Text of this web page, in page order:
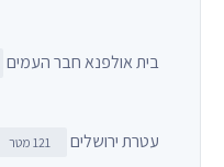
בית אולפנא חבר העמים
עטרת ירושלים 121 מטר